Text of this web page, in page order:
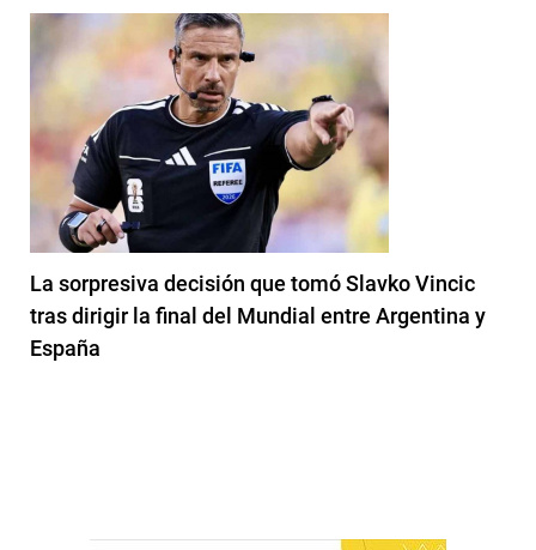
La sorpresiva decisión que tomó Slavko Vincic
tras dirigir la final del Mundial entre Argentina y
España